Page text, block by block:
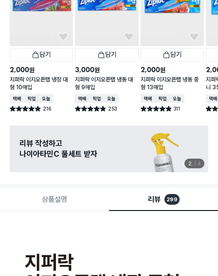
담기
2,000원
지퍼락 이지오픈탭 냉장 대
형 10매입
택배배송매장픽업오늘배송
별점 4.9점 216
건 작성
담기
3,000원
지퍼락 이지오픈탭 냉동 대
형 9매입
택배배송매장픽업오늘배송
별점 4.9점 253
건 작성
담기
2,000원
지퍼락 이지오픈탭 냉동 중
형 13매입
택배배송매장픽업오늘배송
별점 4.9점 311
건 작성
지퍼
니
택배
별점
리뷰 작성하고
나이아타민C 풀세트 받자
2 4
상품설명 리뷰 299